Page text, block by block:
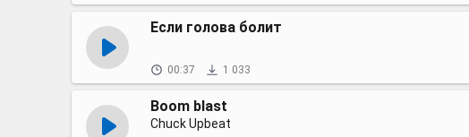
Если голова болит
00:37 1 033
Boom blast
Chuck Upbeat